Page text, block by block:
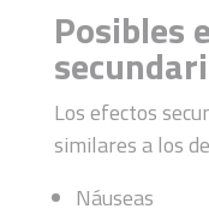
Posibles
Los efectos
similares a los
Náuseas